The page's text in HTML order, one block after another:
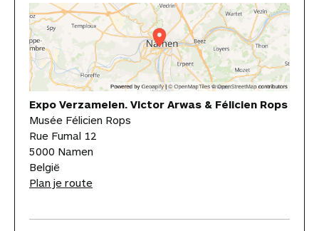
Expo Verzamelen. Victor Arwas & Félicien Rops
Musée Félicien Rops
Rue Fumal 12
5000 Namen
België
Plan je route